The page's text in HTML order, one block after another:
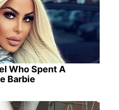
Who Spent A
Barbie